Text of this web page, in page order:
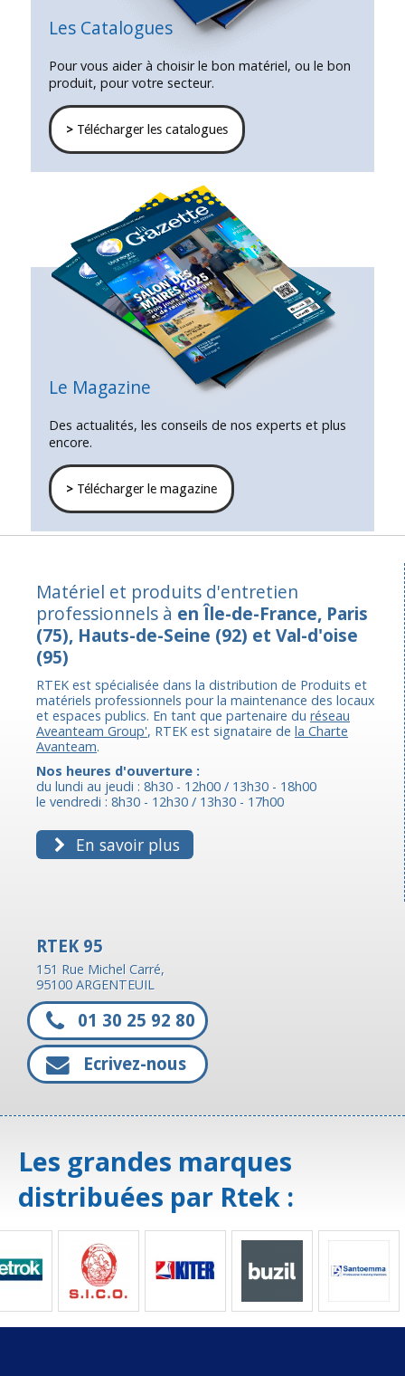
Les Catalogues
Pour vous aider à choisir le bon matériel, ou le bon
produit, pour votre secteur.
>Télécharger les catalogues
Le Magazine
Des actualités, les conseils de nos experts et plus
encore.
>Télécharger le magazine
Matériel et produits d'entretien
professionnels à en Île-de-France, Paris
(75), Hauts-de-Seine (92) et Val-d'oise
(95)
RTEK est spécialisée dans la distribution de Produits et
matériels professionnels pour la maintenance des locaux
et espaces publics. En tant que partenaire du réseau
Aveanteam Group', RTEK est signataire de la Charte
Avanteam.
Nos heures d'ouverture :
du lundi au jeudi : 8h30 - 12h00 / 13h30 - 18h00
le vendredi : 8h30 - 12h30 / 13h30 - 17h00
En savoir plus
RTEK 95
151 Rue Michel Carré,
95100 ARGENTEUIL
01 30 25 92 80
Ecrivez-nous
Les grandes marques
distribuées par Rtek :